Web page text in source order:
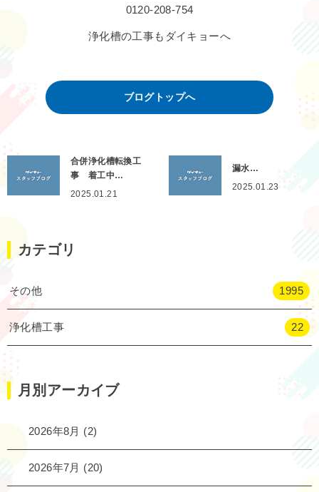
0120-208-754
浄化槽の工事もダイキョーへ
ブログトップへ
合併浄化槽転換工
事 着工中…
2025.01.21
漏水…
2025.01.23
カテゴリ
その他 1995
浄化槽工事 22
月別アーカイブ
2026年8月 (2)
2026年7月 (20)